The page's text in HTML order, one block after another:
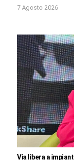
7 Agosto 2026
Via libera a